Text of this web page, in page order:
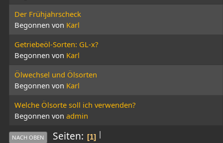
Der Frühjahrscheck
Begonnen von Karl
Getriebeöl-Sorten: GL-x?
Begonnen von Karl
Ölwechsel und Ölsorten
Begonnen von Karl
Welche Ölsorte soll ich verwenden?
Begonnen von admin
|
NACH OBEN Seiten 1